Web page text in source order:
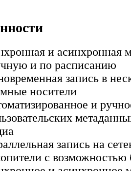
и асинхронная
и по расписанию
запись в
носители
и
запись на
с возможностью